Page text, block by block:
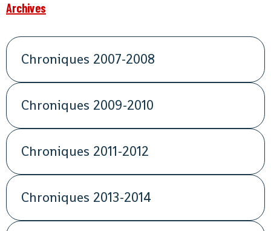
Archives
Chroniques 2007-2008
Chroniques 2009-2010
Chroniques 2011-2012
Chroniques 2013-2014